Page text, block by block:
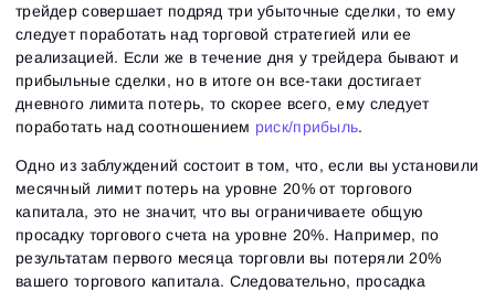
трейдер совершает подряд три убыточные сделки, то ему
следует поработать над торговой стратегией или ее
реализацией. Если же в течение дня у трейдера бывают и
прибыльные сделки, но в итоге он все-таки достигает
дневного лимита потерь, то скорее всего, ему следует
поработать над соотношением риск/прибыль.
Одно из заблуждений состоит в том, что, если вы установили
месячный лимит потерь на уровне 20% от торгового
капитала, это не значит, что вы ограничиваете общую
просадку торгового счета на уровне 20%. Например, по
результатам первого месяца торговли вы потеряли 20%
вашего торгового капитала. Следовательно, просадка